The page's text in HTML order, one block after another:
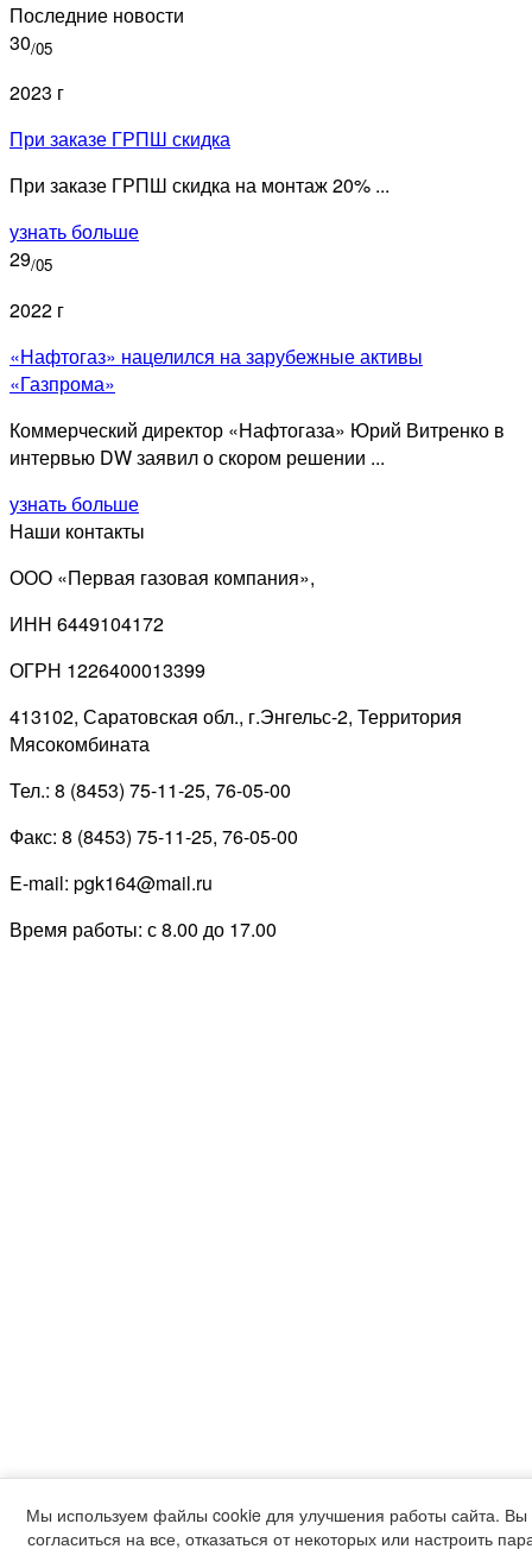
Последние новости
30/05
2023 г
При заказе ГРПШ скидка
При заказе ГРПШ скидка на монтаж 20% ...
узнать больше
29/05
2022 г
«Нафтогаз» нацелился на зарубежные активы
«Газпрома»
Коммерческий директор «Нафтогаза» Юрий Витренко в
интервью DW заявил о скором решении ...
узнать больше
Наши контакты
ООО «Первая газовая компания»,
ИНН 6449104172
ОГРН 1226400013399
413102, Саратовская обл., г.Энгельс-2, Территория
Мясокомбината
Тел.: 8 (8453) 75-11-25, 76-05-00
Факс: 8 (8453) 75-11-25, 76-05-00
E-mail: pgk164@mail.ru
Время работы: с 8.00 до 17.00
Мы используем файлы cookie для улучшения работы сайта.
согласиться на все, отказаться от некоторых или настроить